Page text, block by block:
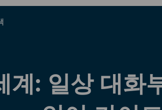
캄보디아 캐나다
크로아티아 키프로
계: 일상 대화